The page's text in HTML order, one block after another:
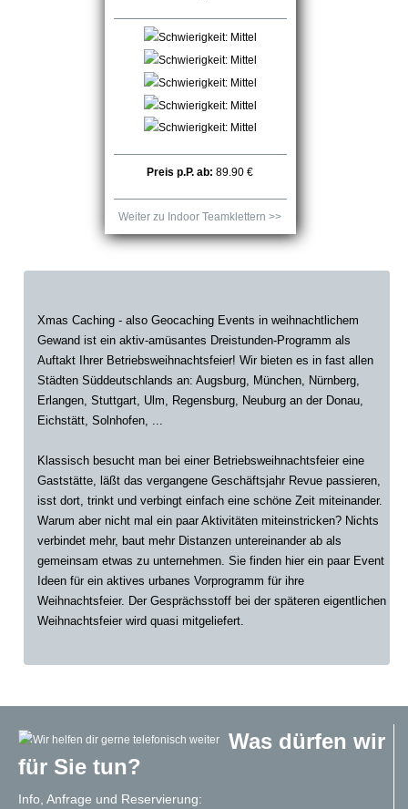
Preis p.P. ab: 89.90 €
Weiter zu Indoor Teamklettern >>
Xmas Caching - also Geocaching Events in weihnachtlichem
Gewand ist ein aktiv-amüsantes Dreistunden-Programm als
Auftakt Ihrer Betriebsweihnachtsfeier! Wir bieten es in fast allen
Städten Süddeutschlands an: Augsburg, München, Nürnberg,
Erlangen, Stuttgart, Ulm, Regensburg, Neuburg an der Donau,
Eichstätt, Solnhofen, ...
Klassisch besucht man bei einer Betriebsweihnachtsfeier eine
Gaststätte, läßt das vergangene Geschäftsjahr Revue passieren,
isst dort, trinkt und verbingt einfach eine schöne Zeit miteinander.
Warum aber nicht mal ein paar Aktivitäten miteinstricken? Nichts
verbindet mehr, baut mehr Distanzen untereinander ab als
gemeinsam etwas zu unternehmen. Sie finden hier ein paar Event
Ideen für ein aktives urbanes Vorprogramm für ihre
Weihnachtsfeier. Der Gesprächsstoff bei der späteren eigentlichen
Weihnachtsfeier wird quasi mitgeliefert.
Was dürfen wir
für Sie tun?
Info, Anfrage und Reservierung: